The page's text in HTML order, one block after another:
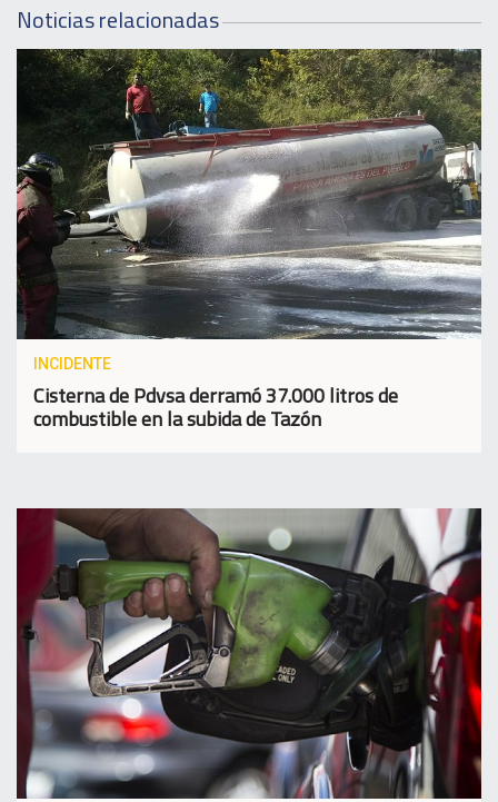
Noticias relacionadas
INCIDENTE
Cisterna de Pdvsa derramó 37.000 litros de
combustible en la subida de Tazón